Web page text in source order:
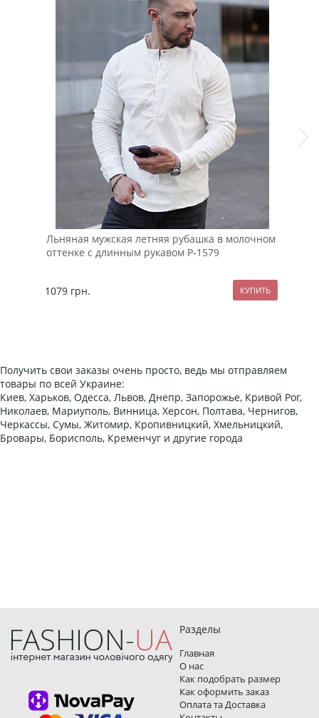
Льняная мужская летняя рубашка в молочном
оттенке с длинным рукавом Р-1579
1079 грн.
Получить свои заказы очень просто, ведь мы отправляем
товары по всей Украине:
Киев, Харьков, Одесса, Львов, Днепр, Запорожье, Кривой Рог,
Николаев, Мариуполь, Винница, Херсон, Полтава, Чернигов,
Черкассы, Сумы, Житомир, Кропивницкий, Хмельницкий,
Бровары, Борисполь, Кременчуг и другие города
Разделы
Главная
О нас
Как подобрать размер
Как оформить заказ
Оплата та Доставка